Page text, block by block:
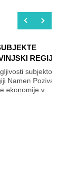
REGIJI
subjektov
Namen Poziva
ekonomije v